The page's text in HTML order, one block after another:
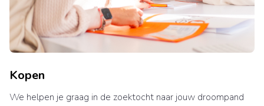
Kopen
We helpen je graag in de zoektocht naar jouw droompand